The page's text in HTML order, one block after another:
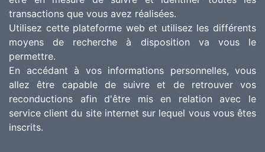
transactions que vous avez réalisées.
Utilisez cette plateforme web et utilisez les différents
moyens de recherche à disposition va vous le
permettre.
En accédant à vos informations personnelles, vous
allez être capable de suivre et de retrouver vos
reconductions afin d'être mis en relation avec le
service client du site internet sur lequel vous vous êtes
inscrits.